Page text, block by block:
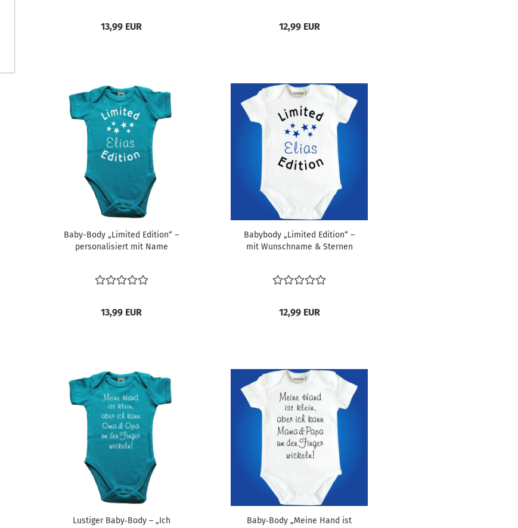
13,99 EUR 12,99 EUR
Baby-Body „Limited Edition“ –
personalisiert mit Name
13,99 EUR
Babybody „Limited Edition“ –
mit Wunschname & Sternen
12,99 EUR
Lustiger Baby‑Body – „Ich
Baby‑Body „Meine Hand ist